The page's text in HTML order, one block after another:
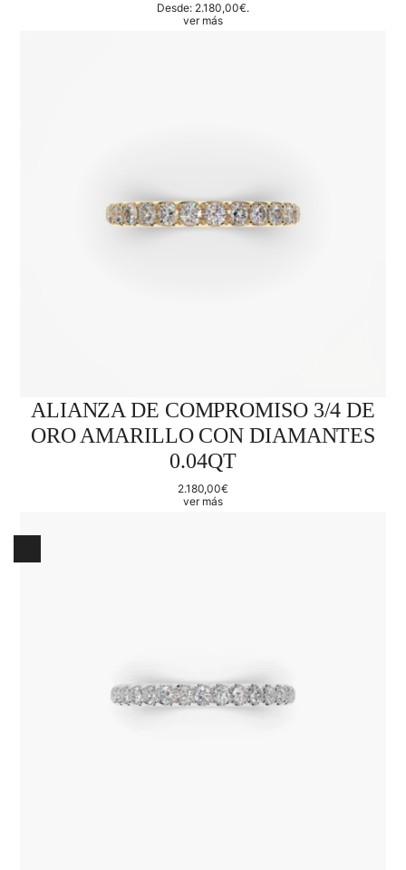
Desde: 2.180,00€.
ver más
ALIANZA DE COMPROMISO 3/4 DE
ORO AMARILLO CON DIAMANTES
0.04QT
2.180,00€
ver más